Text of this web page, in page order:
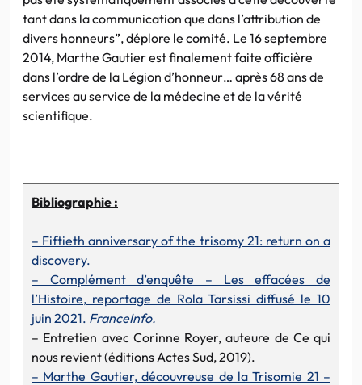
tant dans la communication que dans l’attribution de
divers honneurs”, déplore le comité. Le 16 septembre
2014, Marthe Gautier est finalement faite officière
dans l’ordre de la Légion d’honneur… après 68 ans de
services au service de la médecine et de la vérité
scientifique.
Bibliographie :
– Fiftieth anniversary of the trisomy 21: return on a
discovery.
– Complément d’enquête – Les effacées de
l’Histoire, reportage de Rola Tarsissi diffusé le 10
juin 2021. FranceInfo.
– Entretien avec Corinne Royer, auteure de Ce qui
nous revient (éditions Actes Sud, 2019).
– Marthe Gautier, découvreuse de la Trisomie 21 –